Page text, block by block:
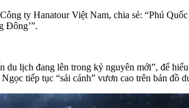
ty Hanatour Việt Nam, chia sẻ: “Phú
Đông’”.
lịch đang lên trong kỷ nguyên mới”, để
tiếp tục “sải cánh” vươn cao trên bản đồ